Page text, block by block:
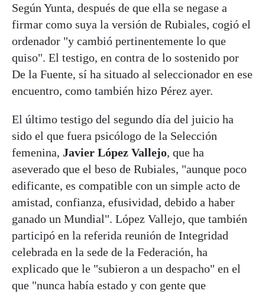
Según Yunta, después de que ella se negase a
firmar como suya la versión de Rubiales, cogió el
ordenador "y cambió pertinentemente lo que
quiso". El testigo, en contra de lo sostenido por
De la Fuente, sí ha situado al seleccionador en ese
encuentro, como también hizo Pérez ayer.
El último testigo del segundo día del juicio ha
sido el que fuera psicólogo de la Selección
femenina, Javier López Vallejo, que ha
aseverado que el beso de Rubiales, "aunque poco
edificante, es compatible con un simple acto de
amistad, confianza, efusividad, debido a haber
ganado un Mundial". López Vallejo, que también
participó en la referida reunión de Integridad
celebrada en la sede de la Federación, ha
explicado que le "subieron a un despacho" en el
que "nunca había estado y con gente que